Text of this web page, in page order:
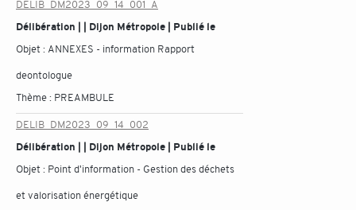
DELIB_DM2023_09_14_001_A
Délibération | | Dijon Métropole | Publié le
Objet : ANNEXES - information Rapport
deontologue
Thème : PREAMBULE
DELIB_DM2023_09_14_002
Délibération | | Dijon Métropole | Publié le
Objet : Point d'information - Gestion des déchets
et valorisation énergétique